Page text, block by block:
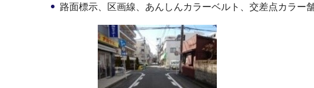
路面標示、区画線、あんしんカラーベルト、交差点カラー